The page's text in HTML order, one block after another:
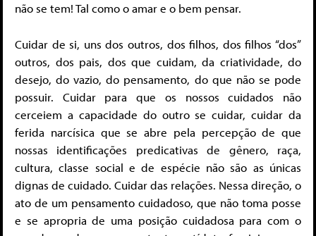
não se tem! Tal como o amar e o bem pensar.
Cuidar de si, uns dos outros, dos filhos, dos filhos “dos”
outros, dos pais, dos que cuidam, da criatividade, do
desejo, do vazio, do pensamento, do que não se pode
possuir. Cuidar para que os nossos cuidados não
cerceiem a capacidade do outro se cuidar, cuidar da
ferida narcísica que se abre pela percepção de que
nossas identificações predicativas de gênero, raça,
cultura, classe social e de espécie não são as únicas
dignas de cuidado. Cuidar das relações. Nessa direção, o
ato de um pensamento cuidadoso, que não toma posse
e se apropria de uma posição cuidadosa para com o